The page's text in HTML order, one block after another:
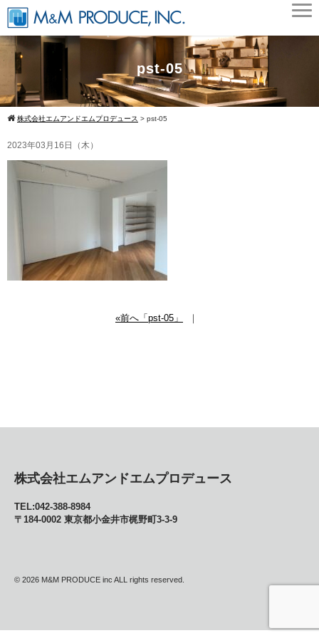
pst-05
株式会社エムアンドエムプロデュース > pst-05
2023年03月16日（木）
«前へ「pst-05」 ｜
株式会社エムアンドエムプロデュース
TEL:042-388-8984
〒184-0002 東京都小金井市梶野町3-3-9
© 2026 M&M PRODUCE inc ALL rights reserved.